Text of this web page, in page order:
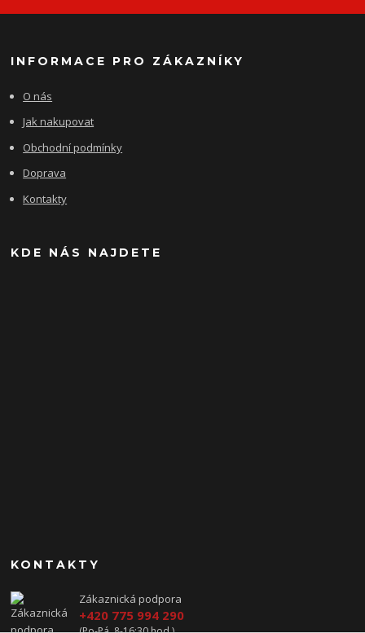
INFORMACE PRO ZÁKAZNÍKY
O nás
Jak nakupovat
Obchodní podmínky
Doprava
Kontakty
KDE NÁS NAJDETE
KONTAKTY
Zákaznická podpora
+420 775 994 290